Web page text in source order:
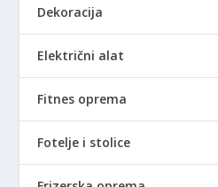
Dekoracija
Električni alat
Fitnes oprema
Fotelje i stolice